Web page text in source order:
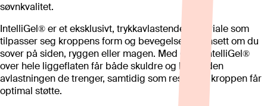
søvnkvalitet.
IntelliGel® er et eksklusivt, trykkavlastende materiale som
tilpasser seg kroppens form og bevegelser – uansett om du
sover på siden, ryggen eller magen. Med 6 cm IntelliGel®
over hele liggeflaten får både skuldre og hofter den
avlastningen de trenger, samtidig som resten av kroppen får
optimal støtte.